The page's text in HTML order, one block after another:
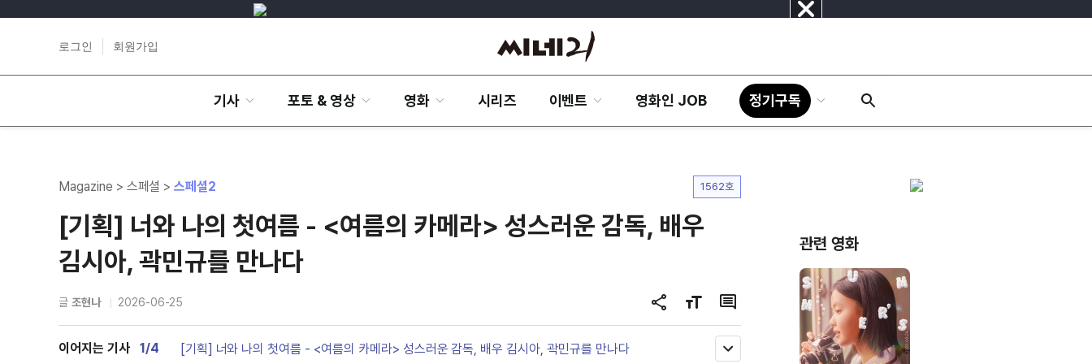
닫
로그인 회원가입
기사 포토 & 영상 영화 시리즈 이벤트 영화인 JOB 정기구독
Magazine > 스페셜 >스페셜2 1562호
[기획] 너와 나의 첫여름 - <여름의 카메라> 성스러운 감독, 배우
김시아, 곽민규를 만나다
글 조현나 2026-06-25
공
유
글
자
댓
글
이어지는 기사
1/4 [기획] 너와 나의 첫여름 - <여름의 카메라> 성스러운 감독, 배우 김시아, 곽민규를 만나다 모
관련 영화